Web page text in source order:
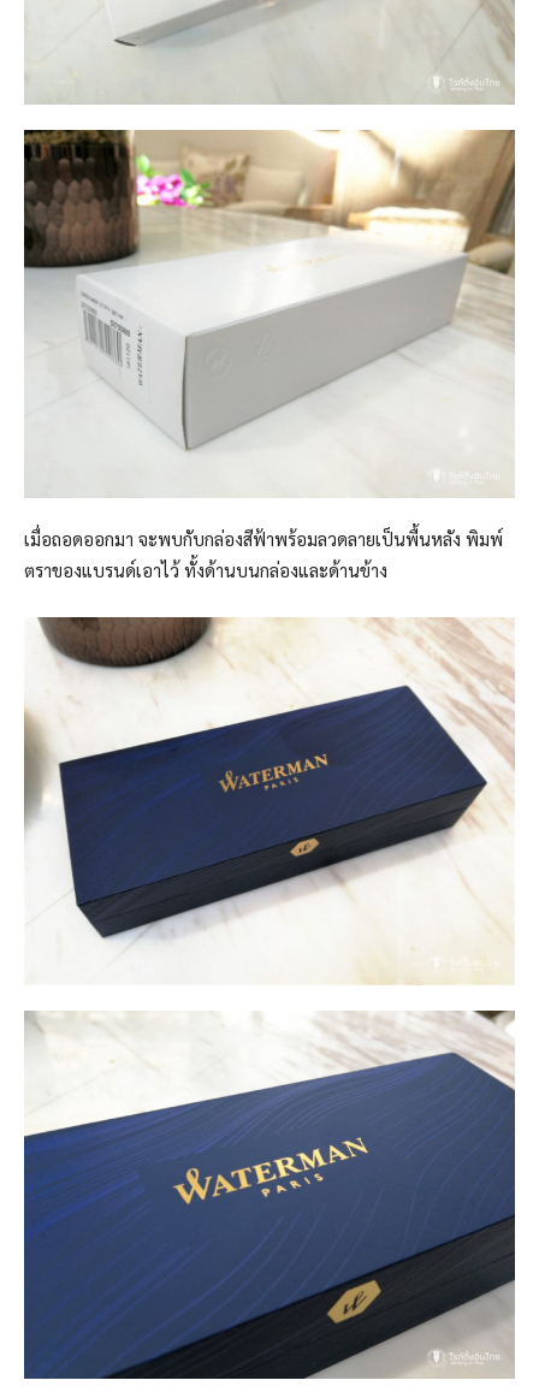
เมื่อถอดออกมา จะพบกับกล่องสีฟ้าพร้อมลวดลายเป็นพื้นหลัง พิมพ์
ตราของแบรนด์เอาไว้ ทั้งด้านบนกล่องและด้านข้าง